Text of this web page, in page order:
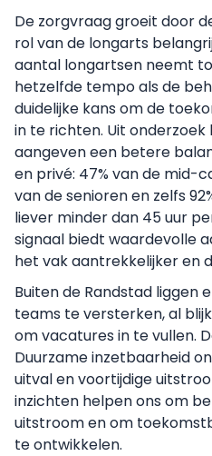
De zorgvraag groeit door
rol van de longarts
aantal longartsen neemt
hetzelfde tempo als de
duidelijke kans om de
in te richten. Uit
aangeven een betere
en privé: 47% van de mid-
van de senioren en zelfs
liever minder dan 45 uur
signaal biedt waardevolle
het vak aantrekkelijker en
Buiten de Randstad liggen
teams te versterken, al
om vacatures in te vullen.
Duurzame inzetbaarheid
uitval en voortijdige
inzichten helpen ons om
uitstroom en om
te ontwikkelen.